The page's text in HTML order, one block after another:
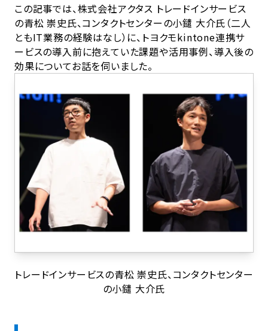
この記事では、株式会社アクタス トレードインサービス
の青松 崇史氏、コンタクトセンターの小鑓 大介氏（二人
ともIT業務の経験はなし）に、トヨクモkintone連携サ
ービスの導入前に抱えていた課題や活用事例、導入後の
効果についてお話を伺いました。
トレードインサービスの青松 崇史氏、コンタクトセンター
の小鑓 大介氏